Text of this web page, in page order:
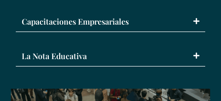
Capacitaciones Empresariales
La Nota Educativa